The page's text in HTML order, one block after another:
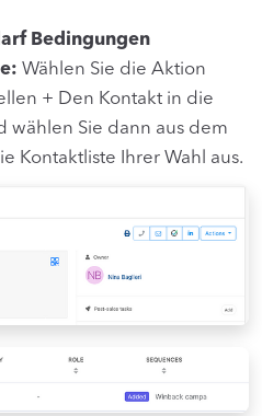
Bedingungen
Wählen Sie die Aktion
+ Den Kontakt in die
wählen Sie dann aus dem
Kontaktliste Ihrer Wahl aus.